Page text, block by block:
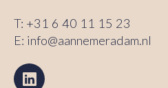
T: +31 6 40 11 15 23
E: info@aannemeradam.nl